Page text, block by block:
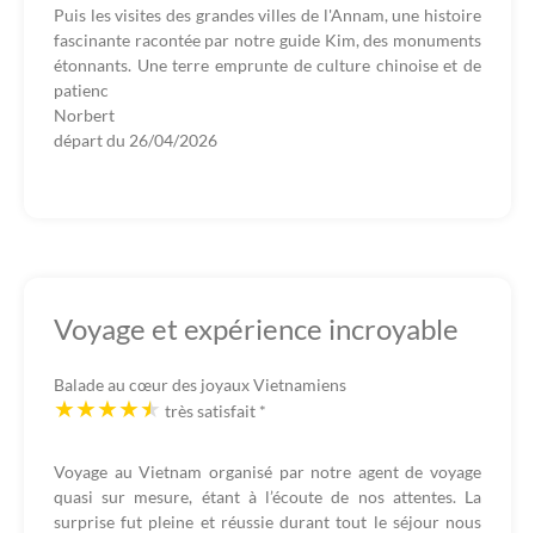
Puis les visites des grandes villes de l'Annam, une histoire
fascinante racontée par notre guide Kim, des monuments
étonnants. Une terre emprunte de culture chinoise et de
patienc
Norbert
départ du 26/04/2026
Voyage et expérience incroyable
Balade au cœur des joyaux Vietnamiens
très satisfait *
Voyage au Vietnam organisé par notre agent de voyage
quasi sur mesure, étant à l’écoute de nos attentes. La
surprise fut pleine et réussie durant tout le séjour nous